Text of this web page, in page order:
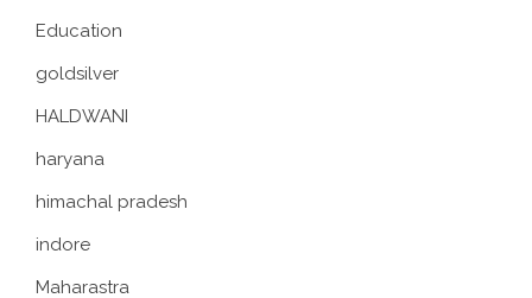
Education
goldsilver
HALDWANI
haryana
himachal pradesh
indore
Maharastra